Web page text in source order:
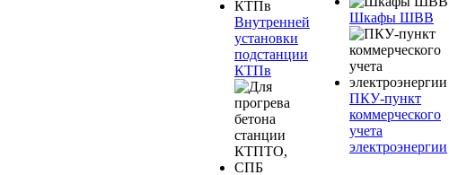
Внутренней
установки
подстанции
КТПв
Шкафы ШВВ
ПКУ-пункт
коммерческого
учета
электроэнергии